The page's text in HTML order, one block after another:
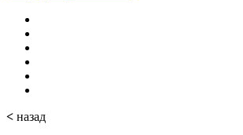
< назад